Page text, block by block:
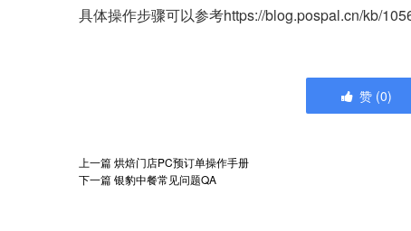
具体操作步骤可以参考https://blog.pospal.cn/kb/1056
赞 (0)
上一篇烘焙门店PC预订单操作手册
下一篇银豹中餐常见问题QA